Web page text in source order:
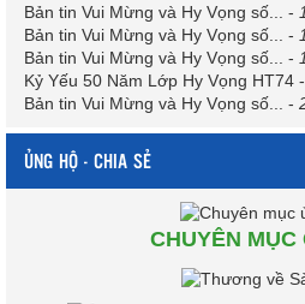
Bản tin Vui Mừng và Hy Vọng số...
-
Bản tin Vui Mừng và Hy Vọng số...
-
Bản tin Vui Mừng và Hy Vọng số...
-
Kỷ Yếu 50 Năm Lớp Hy Vọng HT74 -
Bản tin Vui Mừng và Hy Vọng số...
-
ỦNG HỘ - CHIA SẺ
CHUYÊN MỤC